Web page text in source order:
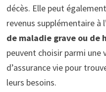
décès. Elle peut
revenus supplémentaire à
de maladie grave ou de
peuvent choisir parmi une
d’assurance vie pour
leurs besoins.